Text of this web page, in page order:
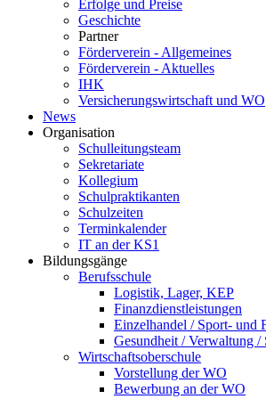
Erfolge und Preise
Geschichte
Partner
Förderverein - Allgemeines
Förderverein - Aktuelles
IHK
Versicherungswirtschaft und WO
News
Organisation
Schulleitungsteam
Sekretariate
Kollegium
Schulpraktikanten
Schulzeiten
Terminkalender
IT an der KS1
Bildungsgänge
Berufsschule
Logistik, Lager, KEP
Finanzdienstleistungen
Einzelhandel / Sport- und
Gesundheit / Verwaltung /
Wirtschaftsoberschule
Vorstellung der WO
Bewerbung an der WO